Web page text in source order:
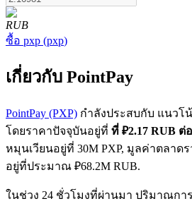
ฟิวเจอร์ส COIN-M
ฟิวเจอร์สสกุลเงินดิจิทัล
RUB
ซื้อ pxp (pxp)
เกี่ยวกับ PointPay
PointPay (PXP) กำลังประสบกับ แนว
โดยราคาปัจจุบันอยู่ที่ ที่ ₽2.17 RUB ต่
หมุนเวียนอยู่ที่ 30M PXP, มูลค่าตลาด
อยู่ที่ประมาณ ₽68.2M RUB.
ในช่วง 24 ชั่วโมงที่ผ่านมา ปริมาณกา